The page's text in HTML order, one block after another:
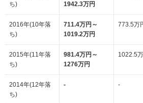
ち)
1942.3万円
2016年(10年落
ち)
711.4万円～
1019.2万円
773.5万
2015年(11年落
ち)
981.4万円～
1276万円
1022.5
2014年(12年落
ち)
- -